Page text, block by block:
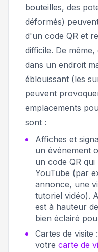
bouteilles, des
déformés)
d'un code QR et
difficile. De
dans un endroit
éblouissant (les
peuvent
emplacements
sont :
Affiches et
un événement
un code QR
YouTube (par
annonce, une
tutoriel vidéo).
est à hauteur
bien éclairé
Cartes de visite
votre carte de